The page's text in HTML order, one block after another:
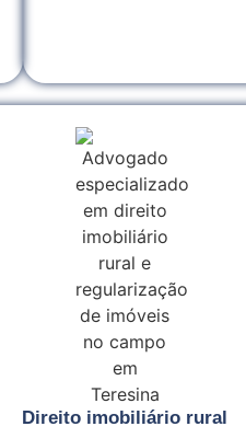
Direito imobiliário rural